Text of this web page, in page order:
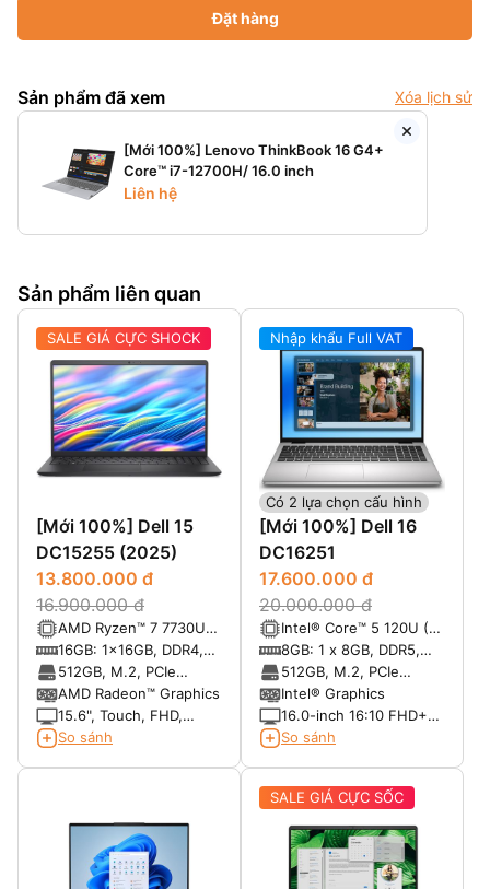
Đặt hàng
Sản phẩm đã xem Xóa lịch sử
[Mới 100%] Lenovo ThinkBook 16 G4+
Core™ i7-12700H/ 16.0 inch
Liên hệ
Sản phẩm liên quan
SALE GIÁ CỰC SHOCK
[Mới 100%] Dell 15
DC15255 (2025)
13.800.000 đ
16.900.000 đ
AMD Ryzen™ 7 7730U
8-core with Radeon™
Graphics
16GB: 1x16GB, DDR4,
3200 MT/s
512GB, M.2, PCIe
NVMe, SSD
AMD Radeon™ Graphics
15.6", Touch, FHD,
60Hz, WVA, IPS, Anti-
So sánh
Có 2 lựa chọn cấu hình
Nhập khẩu Full VAT
[Mới 100%] Dell 16
DC16251
17.600.000 đ
20.000.000 đ
Intel® Core™ 5 120U (10
cores, up to 5.0 GHz)
8GB: 1 x 8GB, DDR5,
5200 MT/s
512GB, M.2, PCIe
NVMe, SSD
Intel® Graphics
16.0-inch 16:10 FHD+
(1920x1200) Touch
ComfortView
So sánh
SALE GIÁ CỰC SỐC